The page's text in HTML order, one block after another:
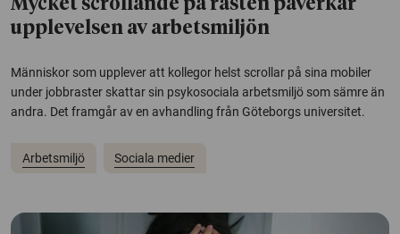
Mycket scrollande på rasten påverkar
upplevelsen av arbetsmiljön
Människor som upplever att kollegor helst scrollar på sina mobiler
under jobbraster skattar sin psykosociala arbetsmiljö som sämre än
andra. Det framgår av en avhandling från Göteborgs universitet.
Arbetsmiljö Sociala medier